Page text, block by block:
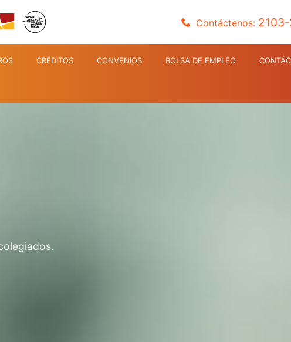
Contáctenos:
CRÉDITOS CONVENIOS BOLSA DE EMPLEO